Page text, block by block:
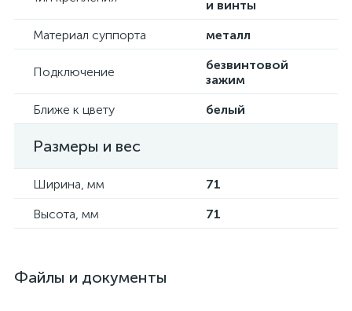
и винты
Материал суппорта
металл
Подключение
безвинтовой
зажим
Ближе к цвету
белый
Размеры и вес
Ширина, мм
71
Высота, мм
71
Файлы и документы